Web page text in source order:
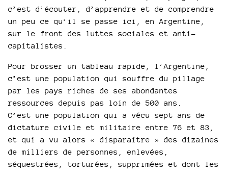
c’est d’écouter, d’apprendre et de comprendre
un peu ce qu’il se passe ici, en Argentine,
sur le front des luttes sociales et anti-
capitalistes.
Pour brosser un tableau rapide, l’Argentine,
c’est une population qui souffre du pillage
par les pays riches de ses abondantes
ressources depuis pas loin de 500 ans.
C’est une population qui a vécu sept ans de
dictature civile et militaire entre 76 et 83,
et qui a vu alors « disparaître » des dizaines
de milliers de personnes, enlevées,
séquestrées, torturées, supprimées et dont les